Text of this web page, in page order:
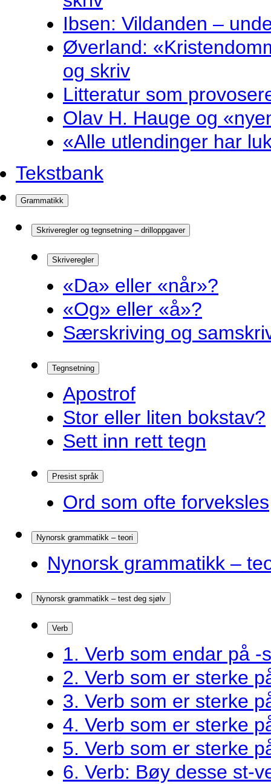
Ibsen: Vildanden –
Øverland:
og skriv
Litteratur som
Olav H. Hauge og
«Alle utlendinger har
Tekstbank
Grammatikk
Skriveregler og tegnsetning – drilloppgaver
Skriveregler
«Da» eller «når»?
«Og» eller «å»?
Særskriving og
Tegnsetning
Apostrof
Stor eller liten bokstav?
Sett inn rett tegn
Presist språk
Ord som ofte forveksles
Nynorsk grammatikk – teori
Nynorsk grammatikk –
Nynorsk grammatikk – test deg sjølv
Verb
1. Verb som endar på -
2. Verb som er sterke
3. Verb som er sterke
4. Verb som er sterke
5. Verb som er sterke
6. Verb: Bøy desse st-